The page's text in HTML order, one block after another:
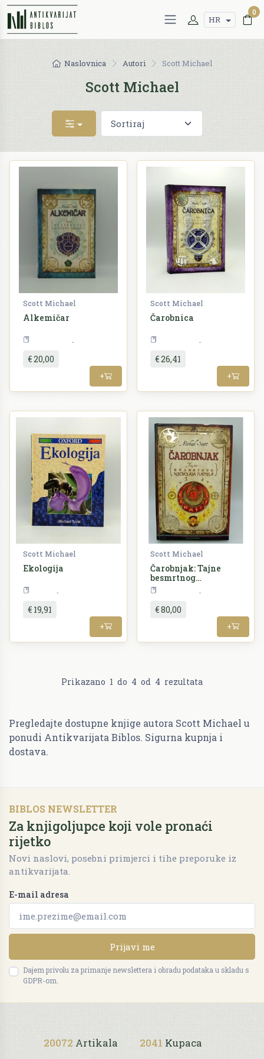
HR
0
Naslovnica Autori Scott Michael
Scott Michael
Scott Michael
Alkemičar
€ 20,00
+
Scott Michael
Čarobnica
€ 26,41
+
Scott Michael
Ekologija
€ 19,91
+
Scott Michael
Čarobnjak: Tajne
besmrtnog
Nicholasa Flamela
€ 80,00
+
Prikazano 1 do 4 od 4 rezultata
Pregledajte dostupne knjige autora Scott Michael u
ponudi Antikvarijata Biblos. Sigurna kupnja i
dostava.
BIBLOS NEWSLETTER
Za knjigoljupce koji vole pronaći
rijetko
Novi naslovi, posebni primjerci i tihe preporuke iz
antikvarijata.
E-mail adresa
Prijavi me
Dajem privolu za primanje newslettera i obradu podataka u skladu s
GDPR-om.
20072 Artikala 2041 Kupaca